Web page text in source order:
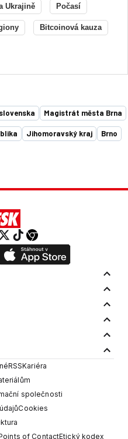
Ukrajině Počasí
Bitcoinová kauza
Magistrát města Brna
Jihomoravský kraj Brno
RSSKariéra
společnosti
Cookies
of ContactEtický kodex